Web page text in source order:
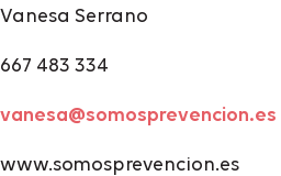
Vanesa Serrano
667 483 334
vanesa@somosprevencion.es
www.somosprevencion.es